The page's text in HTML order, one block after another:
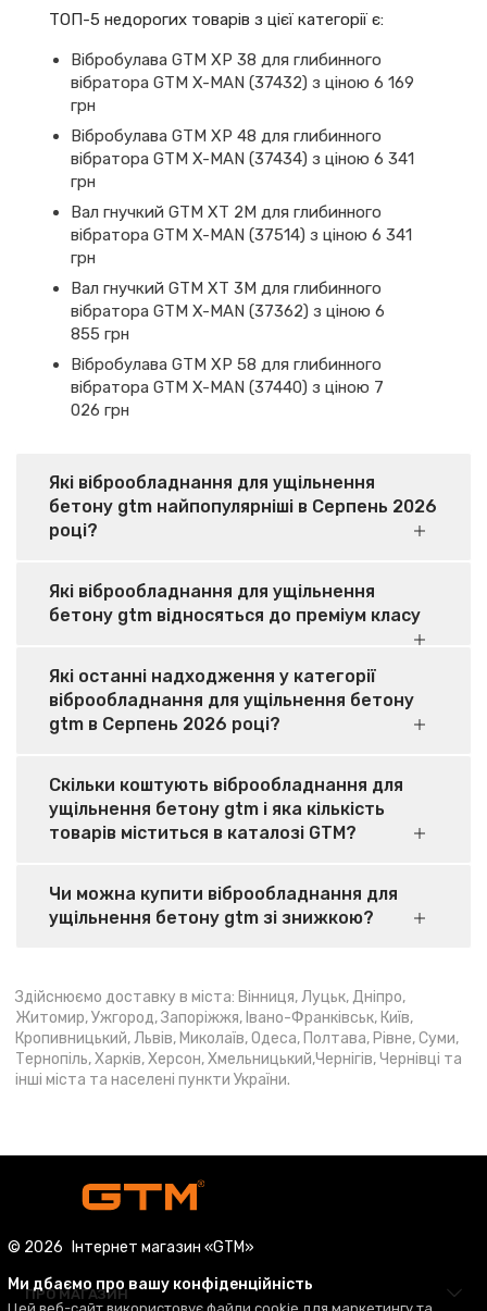
ТОП-5 недорогих товарів з цієї категорії є:
Вібробулава GTM XP 38 для глибинного
вібратора GTM X-MAN (37432) з ціною 6 169
грн
Вібробулава GTM XP 48 для глибинного
вібратора GTM X-MAN (37434) з ціною 6 341
грн
Вал гнучкий GTM XT 2M для глибинного
вібратора GTM X-MAN (37514) з ціною 6 341
грн
Вал гнучкий GTM XT 3M для глибинного
вібратора GTM X-MAN (37362) з ціною 6
855 грн
Вібробулава GTM XP 58 для глибинного
вібратора GTM X-MAN (37440) з ціною 7
026 грн
Які віброобладнання для ущільнення
бетону gtm найпопулярніші в Серпень 2026
році?
Які віброобладнання для ущільнення
бетону gtm відносяться до преміум класу
Які останні надходження у категорії
віброобладнання для ущільнення бетону
gtm в Серпень 2026 році?
Скільки коштують віброобладнання для
ущільнення бетону gtm і яка кількість
товарів міститься в каталозі GTM?
Чи можна купити віброобладнання для
ущільнення бетону gtm зі знижкою?
Здійснюємо доставку в міста: Вінниця, Луцьк, Дніпро,
Житомир, Ужгород, Запоріжжя, Івано-Франківськ, Київ,
Кропивницький, Львів, Миколаїв, Одеса, Полтава, Рівне, Суми,
Тернопіль, Харків, Херсон, Хмельницький,Чернігів, Чернівці та
інші міста та населені пункти України.
© 2026 Інтернет магазин «GTM»
ПРО МАГАЗИН
Ми дбаємо про вашу конфіденційність